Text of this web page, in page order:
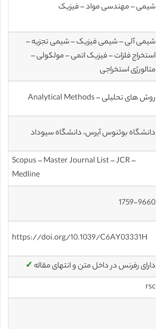
شیمی – مهندسی مواد – فیزیک
شیمی آلی – شیمی فیزیک – شیمی تجزیه –
استخراج فلزات – فیزیک اتمی – مولکولی –
متالورژی استخراجی
روش های تحلیلی – Analytical Methods
دانشگاه بوئنوس آیرس، دانشگاه سیوداد
Scopus – Master Journal List – JCR –
Medline
1759-9660
https://doi.org/10.1039/C6AY03331H
دارای رفرنس در داخل متن و انتهای مقاله ✓
rsc